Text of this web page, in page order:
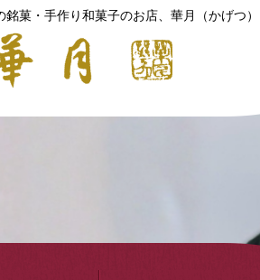
銘菓・手作り和菓子のお店、華月（かげつ）